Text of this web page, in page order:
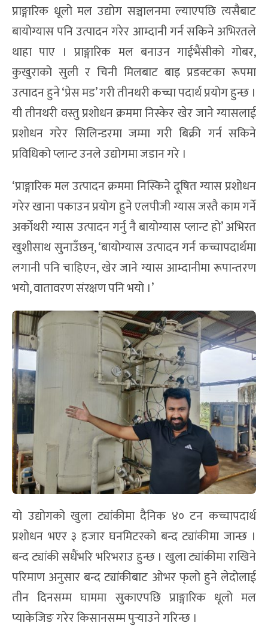
प्राङ्गारिक धूलो मल उद्योग सञ्चालनमा ल्याएपछि त्यसैबाट
बायोग्यास पनि उत्पादन गरेर आम्दानी गर्न सकिने अभिरतले
थाहा पाए । प्राङ्गारिक मल बनाउन गाईभैंसीको गोबर,
कुखुराको सुली र चिनी मिलबाट बाइ प्रडक्टका रूपमा
उत्पादन हुने ‘प्रेस मड’ गरी तीनथरी कच्चा पदार्थ प्रयोग हुन्छ ।
यी तीनथरी वस्तु प्रशोधन क्रममा निस्केर खेर जाने ग्यासलाई
प्रशोधन गरेर सिलिन्डरमा जम्मा गरी बिक्री गर्न सकिने
प्रविधिको प्लान्ट उनले उद्योगमा जडान गरे ।
‘प्राङ्गारिक मल उत्पादन क्रममा निस्किने दूषित ग्यास प्रशोधन
गरेर खाना पकाउन प्रयोग हुने एलपीजी ग्यास जस्तै काम गर्ने
अर्कोथरी ग्यास उत्पादन गर्नु नै बायोग्यास प्लान्ट हो’ अभिरत
खुशीसाथ सुनाउँछन्, ‘बायोग्यास उत्पादन गर्न कच्चापदार्थमा
लगानी पनि चाहिएन, खेर जाने ग्यास आम्दानीमा रूपान्तरण
भयो, वातावरण संरक्षण पनि भयो ।’
यो उद्योगको खुला ट्यांकीमा दैनिक ४० टन कच्चापदार्थ
प्रशोधन भएर ३ हजार घनमिटरको बन्द ट्यांकीमा जान्छ ।
बन्द ट्यांकी सधैंभरि भरिभराउ हुन्छ । खुला ट्यांकीमा राखिने
परिमाण अनुसार बन्द ट्यांकीबाट ओभर फ्‌लो हुने लेदोलाई
तीन दिनसम्म घाममा सुकाएपछि प्राङ्गारिक धूलो मल
प्याकेजिङ गरेर किसानसम्म पुर्‍याउने गरिन्छ ।